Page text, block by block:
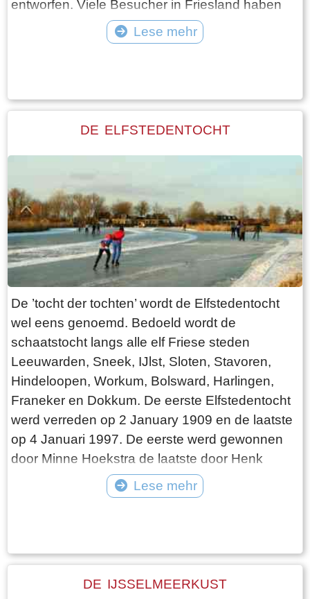
entworfen. Viele Besucher in Friesland haben
es inzwischen zum Sport gemacht, alle Brunnen
zu besuchen und zu fotografieren.
Lese mehr
DE ELFSTEDENTOCHT
De ’tocht der tochten’ wordt de Elfstedentocht
wel eens genoemd. Bedoeld wordt de
schaatstocht langs alle elf Friese steden
Leeuwarden, Sneek, IJlst, Sloten, Stavoren,
Hindeloopen, Workum, Bolsward, Harlingen,
Franeker en Dokkum. De eerste Elfstedentocht
werd verreden op 2 January 1909 en de laatste
op 4 Januari 1997. De eerste werd gewonnen
door Minne Hoekstra de laatste door Henk
Angenent. Tegenwoordig wordt met weemoed
teruggedacht aan de tijden dat er nog
voorbij is met deze bijzondere traditie. Toch is dit
Lese mehr
DE IJSSELMEERKUST